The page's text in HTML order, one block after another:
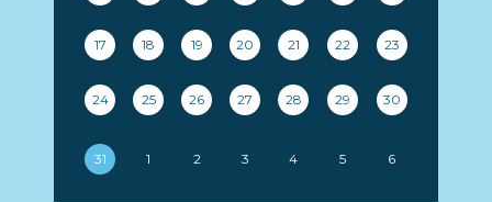
17 18 19 20 21 22 23
24 25 26 27 28 29 30
31 1 2 3 4 5 6